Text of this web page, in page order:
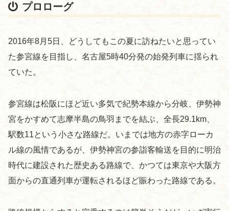
プロローグ
2016年8月5日、どうしてもこの夏に訪ねたいと思ってい
た参宮線を目指し、名古屋5時40分発の始発列車に揺られ
ていた。
参宮線は松阪にほど近い多気で紀勢本線から分岐、伊勢神
宮をかすめて志摩半島の鳥羽までを結ぶ、全長29.1km、
駅数11という小さな路線だ。いまでは地方の赤字ローカ
ル線の風情であるが、伊勢神宮の参詣客輸送を目的に明治
時代に建設された歴史ある路線で、かつては東京や大阪方
面からの直通列車が運転されるほど賑わった路線である。